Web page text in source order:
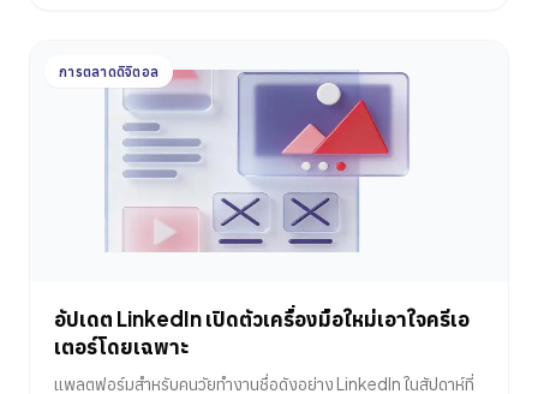
ควบคุมหน้าฟีดได้มากขึ้น แน่นอนว่าในการอัปเดตครั้งนี้ LinkedIn มี
ตัวเลือกสำหรับผู้ใช้งานในการเลือกจำกัดเนื้อหาที่ไม่สนใจได้ เพียง
แค่เลือก “I Don’t Want to See…
การตลาดดิจิตอล
อัปเดต LinkedIn เปิดตัวเครื่องมือใหม่เอาใจครีเอ
เตอร์โดยเฉพาะ
แพลตฟอร์มสำหรับคนวัยทำงานชื่อดังอย่าง LinkedIn ในสัปดาห์ที่